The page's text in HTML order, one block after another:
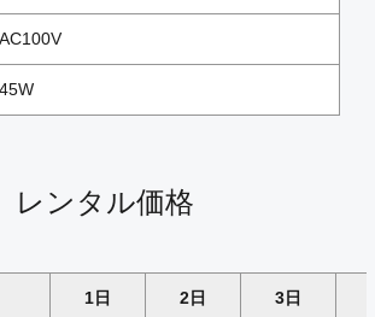
AC100V
45W
レンタル価格
1日 2日 3日